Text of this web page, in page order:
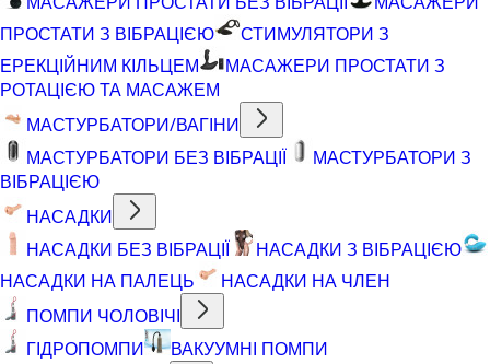
ПРОСТАТИ З ВІБРАЦІЄЮ
СТИМУЛЯТОРИ З
ЕРЕКЦІЙНИМ КІЛЬЦЕМ
МАСАЖЕРИ ПРОСТАТИ З
РОТАЦІЄЮ ТА МАСАЖЕМ
МАСТУРБАТОРИ/ВАГІНИ
МАСТУРБАТОРИ БЕЗ ВІБРАЦІЇ
МАСТУРБАТОРИ З
ВІБРАЦІЄЮ
НАСАДКИ
НАСАДКИ БЕЗ ВІБРАЦІЇ
НАСАДКИ З ВІБРАЦІЄЮ
НАСАДКИ НА ПАЛЕЦЬ
НАСАДКИ НА ЧЛЕН
ПОМПИ ЧОЛОВІЧІ
ГІДРОПОМПИ
ВАКУУМНІ ПОМПИ